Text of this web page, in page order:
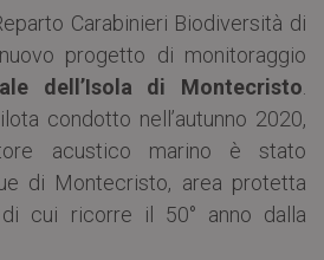
Carabinieri Biodiversità di
progetto di monitoraggio
dell’Isola di Montecristo
condotto nell’autunno 2020,
acustico marino è stato
di Montecristo, area protetta
cui ricorre il 50° anno dalla